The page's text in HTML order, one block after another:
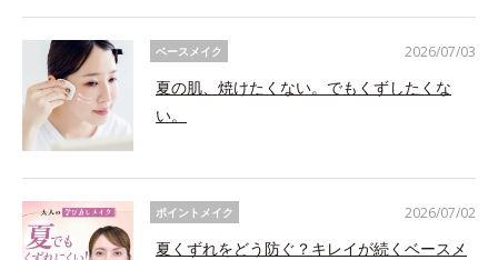
ベースメイク
夏の肌、焼けたくない。でもくずしたくな
い。
2026/07/03
ポイントメイク
夏くずれをどう防ぐ？キレイが続くベースメ
2026/07/02